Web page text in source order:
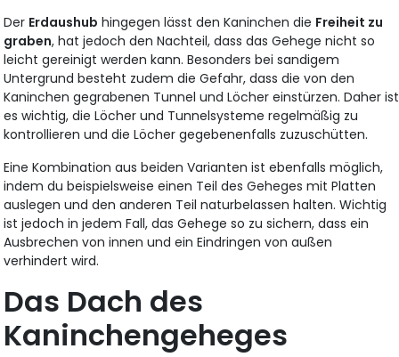
Der Erdaushub hingegen lässt den Kaninchen die Freiheit zu
graben, hat jedoch den Nachteil, dass das Gehege nicht so
leicht gereinigt werden kann. Besonders bei sandigem
Untergrund besteht zudem die Gefahr, dass die von den
Kaninchen gegrabenen Tunnel und Löcher einstürzen. Daher ist
es wichtig, die Löcher und Tunnelsysteme regelmäßig zu
kontrollieren und die Löcher gegebenenfalls zuzuschütten.
Eine Kombination aus beiden Varianten ist ebenfalls möglich,
indem du beispielsweise einen Teil des Geheges mit Platten
auslegen und den anderen Teil naturbelassen halten. Wichtig
ist jedoch in jedem Fall, das Gehege so zu sichern, dass ein
Ausbrechen von innen und ein Eindringen von außen
verhindert wird.
Das Dach des
Kaninchengeheges